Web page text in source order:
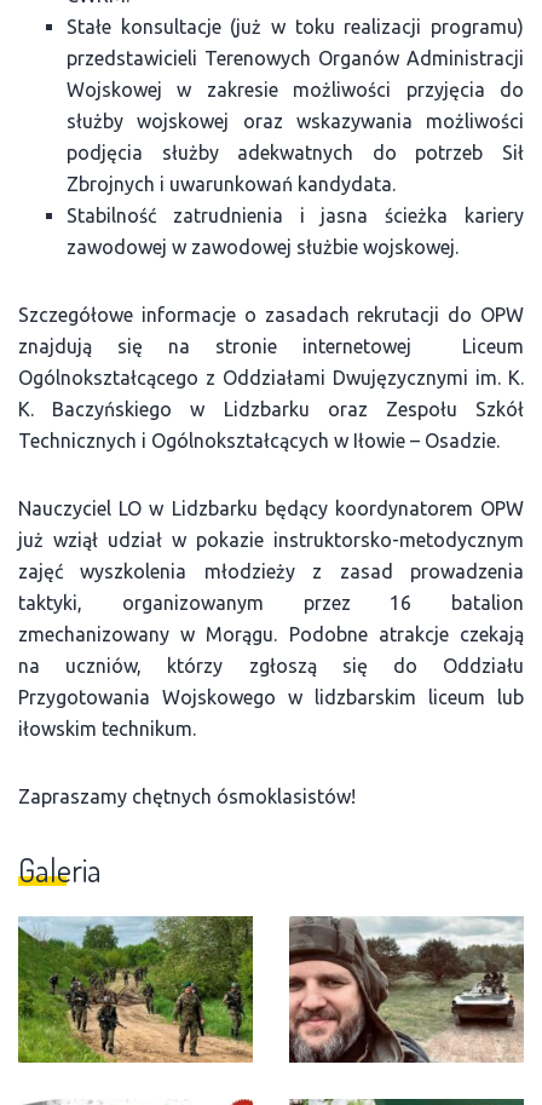
Stałe konsultacje (już w toku realizacji programu)
przedstawicieli Terenowych Organów Administracji
Wojskowej w zakresie możliwości przyjęcia do
służby wojskowej oraz wskazywania możliwości
podjęcia służby adekwatnych do potrzeb Sił
Zbrojnych i uwarunkowań kandydata.
Stabilność zatrudnienia i jasna ścieżka kariery
zawodowej w zawodowej służbie wojskowej.
Szczegółowe informacje o zasadach rekrutacji do OPW
znajdują się na stronie internetowej Liceum
Ogólnokształcącego z Oddziałami Dwujęzycznymi im. K.
K. Baczyńskiego w Lidzbarku oraz Zespołu Szkół
Technicznych i Ogólnokształcących w Iłowie – Osadzie.
Nauczyciel LO w Lidzbarku będący koordynatorem OPW
już wziął udział w pokazie instruktorsko-metodycznym
zajęć wyszkolenia młodzieży z zasad prowadzenia
taktyki, organizowanym przez 16 batalion
zmechanizowany w Morągu. Podobne atrakcje czekają
na uczniów, którzy zgłoszą się do Oddziału
Przygotowania Wojskowego w lidzbarskim liceum lub
iłowskim technikum.
Zapraszamy chętnych ósmoklasistów!
Galeria